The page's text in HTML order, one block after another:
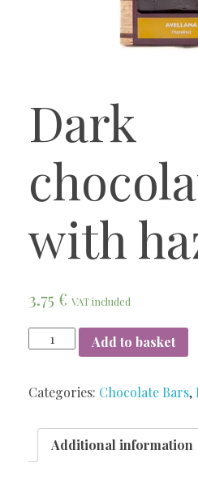
Dark
with
3.75 € VAT included
Add to basket
Categories: Chocolate Bars,
Additional information